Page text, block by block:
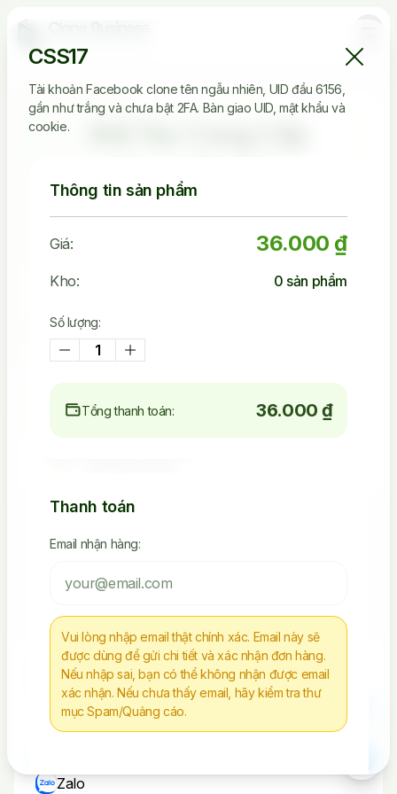
Clone Tin Cậy
45.242
CSS17
Tài khoản Facebook clone tên ngẫu nhiên, UID đầu 6156,
gần như trắng và chưa bật 2FA. Bàn giao UID, mật khẩu và
cookie.
Thông tin sản phẩm
Giá: 36.000 ₫
Kho: 0 sản phẩm
Số lượng:
Tổng thanh toán: 36.000 ₫
Thanh toán
Email nhận hàng:
Vui lòng nhập email thật chính xác. Email này sẽ
được dùng để gửi chi tiết và xác nhận đơn hàng.
Nếu nhập sai, bạn có thể không nhận được email
xác nhận. Nếu chưa thấy email, hãy kiểm tra thư
mục Spam/Quảng cáo.
Chúng tôi không chịu trách nhiệm cho bất kì
hành vi nào sử dụng tài nguyên sai mục đích
Zalo